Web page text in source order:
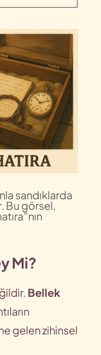
sandıklarda
Bu görsel,
Mi?
Bellek
gelen zihinsel